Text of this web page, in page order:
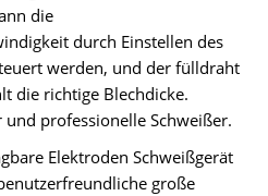
die
durch Einstellen des
werden, und der fülldraht
die richtige Blechdicke.
professionelle Schweißer.
Elektroden Schweißgerät
große